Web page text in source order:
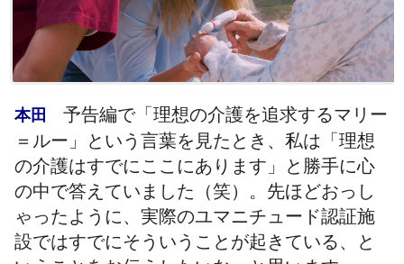
本田予告編で「理想の介護を追求するマリー
＝ルー」という言葉を見たとき、私は「理想
の介護はすでにここにあります」と勝手に心
の中で答えていました（笑）。先ほどおっし
ゃったように、実際のユマニチュード認証施
設ではすでにそういうことが起きている、と